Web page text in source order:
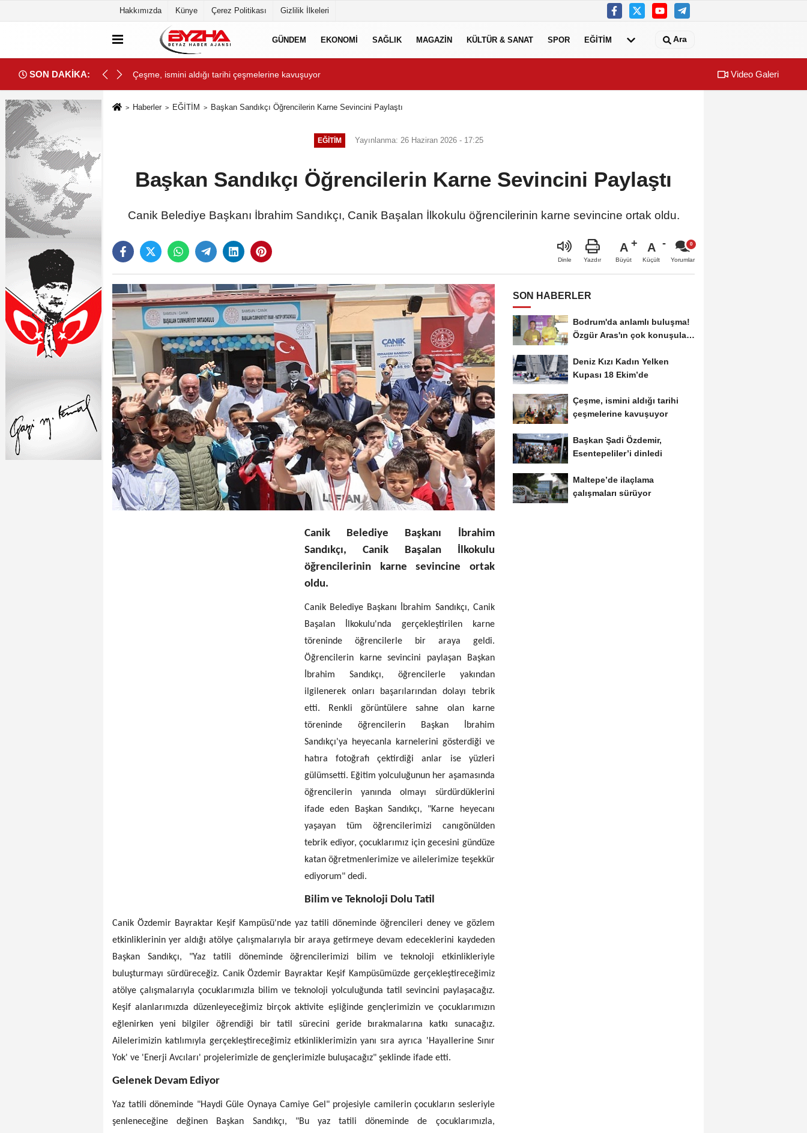
Hakkımızda Künye Çerez Politikası Gizlilik İlkeleri
GÜNDEM EKONOMİ SAĞLIK MAGAZİN KÜLTÜR & SANAT SPOR EĞİTİM Ara
SON DAKİKA: Çeşme, ismini aldığı tarihi çeşmelerine kavuşuyor Maltepe’de
Video Galeri
Haberler EĞİTİM Başkan Sandıkçı Öğrencilerin Karne Sevincini Paylaştı
EĞİTİM Yayınlanma: 26 Haziran 2026 - 17:25
Başkan Sandıkçı Öğrencilerin Karne Sevincini Paylaştı
Canik Belediye Başkanı İbrahim Sandıkçı, Canik Başalan İlkokulu öğrencilerinin karne sevincine ortak oldu.
Dinle Yazdır
A
Büyüt
A
Küçült Yorumlar
Canik Belediye Başkanı İbrahim
Sandıkçı, Canik Başalan İlkokulu
öğrencilerinin karne sevincine ortak
oldu.
Canik Belediye Başkanı İbrahim Sandıkçı, Canik
Başalan İlkokulu'nda gerçekleştirilen karne
töreninde öğrencilerle bir araya geldi.
Öğrencilerin karne sevincini paylaşan Başkan
İbrahim Sandıkçı, öğrencilerle yakından
ilgilenerek onları başarılarından dolayı tebrik
etti. Renkli görüntülere sahne olan karne
töreninde öğrencilerin Başkan İbrahim
Sandıkçı'ya heyecanla karnelerini gösterdiği ve
hatıra fotoğrafı çektirdiği anlar ise yüzleri
gülümsetti. Eğitim yolculuğunun her aşamasında
öğrencilerin yanında olmayı sürdürdüklerini
ifade eden Başkan Sandıkçı, "Karne heyecanı
yaşayan tüm öğrencilerimizi canıgönülden
tebrik ediyor, çocuklarımız için gecesini gündüze
katan öğretmenlerimize ve ailelerimize teşekkür
ediyorum" dedi.
Bilim ve Teknoloji Dolu Tatil
Canik Özdemir Bayraktar Keşif Kampüsü'nde yaz tatili döneminde öğrencileri deney ve gözlem
etkinliklerinin yer aldığı atölye çalışmalarıyla bir araya getirmeye devam edeceklerini kaydeden
Başkan Sandıkçı, "Yaz tatili döneminde öğrencilerimizi bilim ve teknoloji etkinlikleriyle
buluşturmayı sürdüreceğiz. Canik Özdemir Bayraktar Keşif Kampüsümüzde gerçekleştireceğimiz
atölye çalışmalarıyla çocuklarımızla bilim ve teknoloji yolculuğunda tatil sevincini paylaşacağız.
Keşif alanlarımızda düzenleyeceğimiz birçok aktivite eşliğinde gençlerimizin ve çocuklarımızın
eğlenirken yeni bilgiler öğrendiği bir tatil sürecini geride bırakmalarına katkı sunacağız.
Ailelerimizin katılımıyla gerçekleştireceğimiz etkinliklerimizin yanı sıra ayrıca 'Hayallerine Sınır
Yok' ve 'Enerji Avcıları' projelerimizle de gençlerimizle buluşacağız" şeklinde ifade etti.
Gelenek Devam Ediyor
Yaz tatili döneminde "Haydi Güle Oynaya Camiye Gel" projesiyle camilerin çocukların sesleriyle
şenleneceğine değinen Başkan Sandıkçı, "Bu yaz tatili döneminde de çocuklarımızla,
SON HABERLER
Bodrum'da anlamlı buluşma!
Özgür Aras'ın çok konuşulan
Deniz Kızı Kadın Yelken
Kupası 18 Ekim’de
Çeşme, ismini aldığı tarihi
çeşmelerine kavuşuyor
Başkan Şadi Özdemir,
Esentepeliler’i dinledi
Maltepe’de ilaçlama
çalışmaları sürüyor